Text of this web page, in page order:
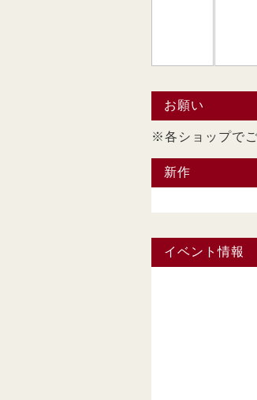
お願い
※各ショップ
新作
イベント情報